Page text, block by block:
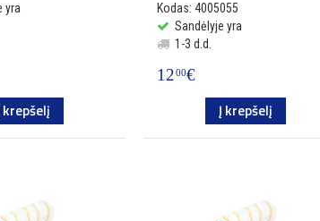
yra
krepšelį
Kodas: 4005055
Sandėlyje yra
1-3 d.d.
1200€
Į krepšelį